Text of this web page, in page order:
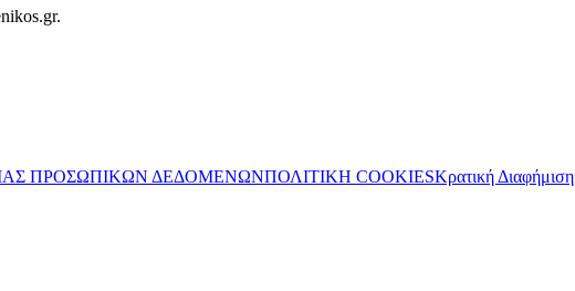
ΠΡΟΣΩΠΙΚΩΝ ΔΕΔΟΜΕΝΩΝΠΟΛΙΤΙΚΗ COOKIESΚρατική Διαφήμιση